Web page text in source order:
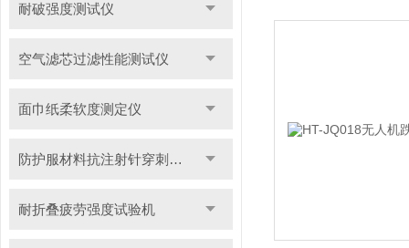
耐破强度测试仪
空气滤芯过滤性能测试仪
面巾纸柔软度测定仪
防护服材料抗注射针穿刺性能测试仪
耐折叠疲劳强度试验机